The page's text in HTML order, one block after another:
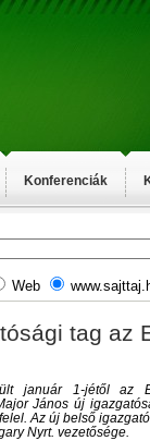
Konferenciák
Web
tag az
január 1-jétől az
János új
Az új belső
Nyrt. vezetősége.